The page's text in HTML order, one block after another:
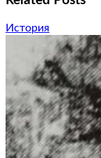
История